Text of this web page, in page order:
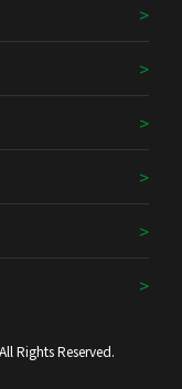
Rights Reserved.